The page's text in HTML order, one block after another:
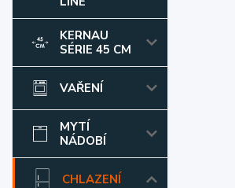
KERNAU
SÉRIE 45 CM
VAŘENÍ
MYTÍ
NÁDOBÍ
CHLAZENÍ